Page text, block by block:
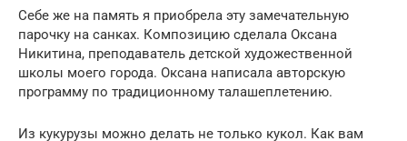
Себе же на память я приобрела эту замечательную
парочку на санках. Композицию сделала Оксана
Никитина, преподаватель детской художественной
школы моего города. Оксана написала авторскую
программу по традиционному талашеплетению.
Из кукурузы можно делать не только кукол. Как вам